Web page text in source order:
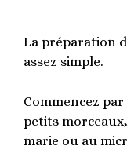
La préparation
assez simple.
Commencez
petits
marie ou au